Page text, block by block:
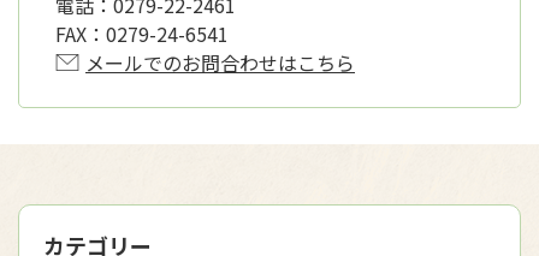
FAX： 0279-24-6541
メールでのお問合わせはこちら
カテゴリー